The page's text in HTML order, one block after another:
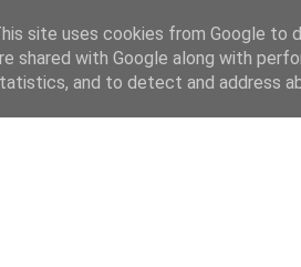
WSPÓŁPRACA RECENZJE O
site uses cookies from Google to
shared with Google along with
and to detect and address